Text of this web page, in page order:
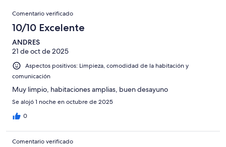
puntuación
Normal
una
puntuación
Mediocre
233
una
puntuación
de
Comentarios
Comentario verificado
10/10 Excelente
ANDRES
21 de oct de 2025
Aspectos positivos: Limpieza, comodidad de la habitación y
comunicación
Muy limpio, habitaciones amplias, buen desayuno
Se alojó 1 noche en octubre de 2025
0
Comentario verificado